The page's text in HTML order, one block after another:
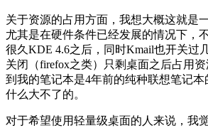
关于资源的占用方面，我想大概这就是
尤其是在硬件条件已经发展的情况下，
很久KDE 4.6之后，同时Kmail也开关过
关闭（firefox之类）只剩桌面之后占用
到我的笔记本是4年前的纯种联想笔记
什么大不了的。
对于希望使用轻量级桌面的人来说，我